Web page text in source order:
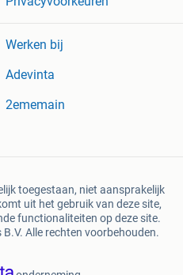
Werken bij
Adevinta
2ememain
toegestaan, niet aansprakelijk
uit het gebruik van deze site,
functionaliteiten op deze site.
Alle rechten voorbehouden.